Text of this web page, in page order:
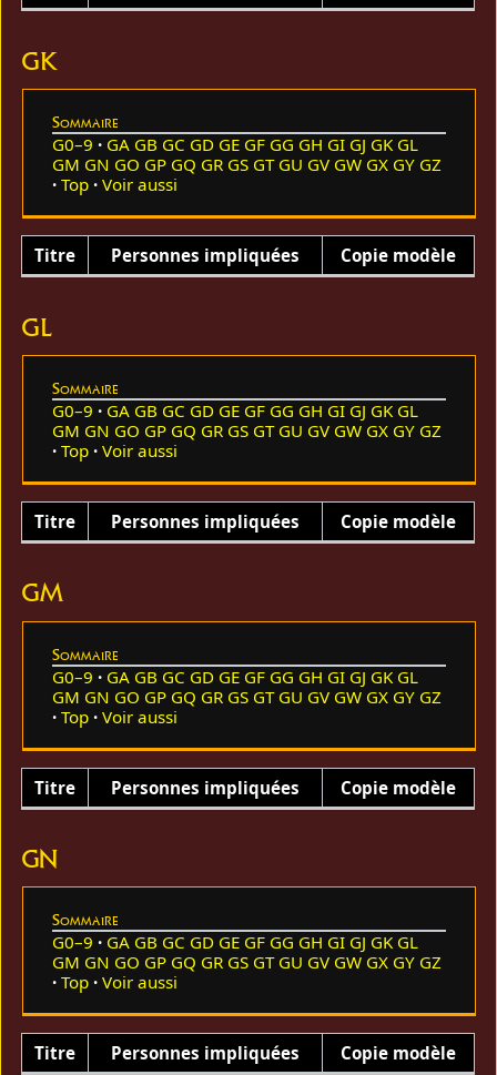
GK
Sommaire
G0–9 GA GB GC GD GE GF GG GH GI GJ GK GL
GM GN GO GP GQ GR GS GT GU GV GW GX GY GZ
Top
Voir aussi
Titre Personnes impliquées Copie modèle
GL
Sommaire
G0–9 GA GB GC GD GE GF GG GH GI GJ GK GL
GM GN GO GP GQ GR GS GT GU GV GW GX GY GZ
Top
Voir aussi
Titre Personnes impliquées Copie modèle
GM
Sommaire
G0–9 GA GB GC GD GE GF GG GH GI GJ GK GL
GM GN GO GP GQ GR GS GT GU GV GW GX GY GZ
Top
Voir aussi
Titre Personnes impliquées Copie modèle
GN
Sommaire
G0–9 GA GB GC GD GE GF GG GH GI GJ GK GL
GM GN GO GP GQ GR GS GT GU GV GW GX GY GZ
Top
Voir aussi
Titre Personnes impliquées Copie modèle